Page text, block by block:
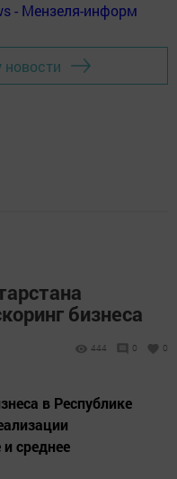
- Мензеля-информ
новости
бизнеса
444 0 0
в Республике
среднее